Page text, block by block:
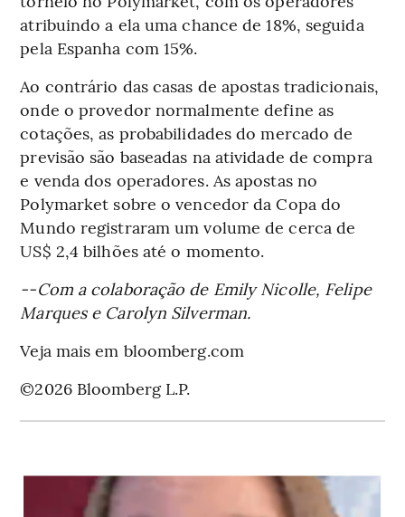
atribuindo a ela uma chance de 18%, seguida
pela Espanha com 15%.
Ao contrário das casas de apostas tradicionais,
onde o provedor normalmente define as
cotações, as probabilidades do mercado de
previsão são baseadas na atividade de compra
e venda dos operadores. As apostas no
Polymarket sobre o vencedor da Copa do
Mundo registraram um volume de cerca de
US$ 2,4 bilhões até o momento.
--Com a colaboração de Emily Nicolle, Felipe
Marques e Carolyn Silverman.
Veja mais em bloomberg.com
©2026 Bloomberg L.P.